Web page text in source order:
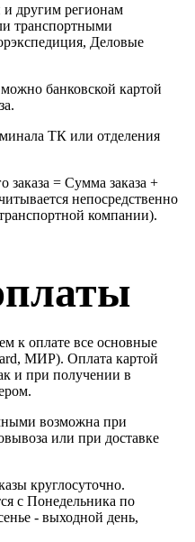
и другим регионам
транспортными
Деловые
можно банковской картой
ТК или отделения
заказа = Сумма заказа +
непосредственно
компании).
к оплате все основные
МИР). Оплата картой
и при получении в
возможна при
или при доставке
круглосуточно.
с Понедельника по
- выходной день,